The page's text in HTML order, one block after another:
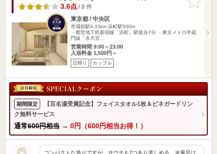
りに追加
3.6点/ 8 件
東京都 / 中央区
市場前駅4.33km 浜町駅500m
・都営地下鉄新宿線「浜町」駅徒歩7分 ・東京メトロ半蔵
門線「水天宮…
営業時間 9:00～23:00
入浴料金 1,500円～
日帰り カップル
期間限定
【百名湯受賞記念】フェイスタオル1枚＆ビネガードリン
ク無料サービス
通常600円相当 → 0円（600円相当お得！）
コンパクトな造りですが、サウナも2つあり楽しめる。水風呂は